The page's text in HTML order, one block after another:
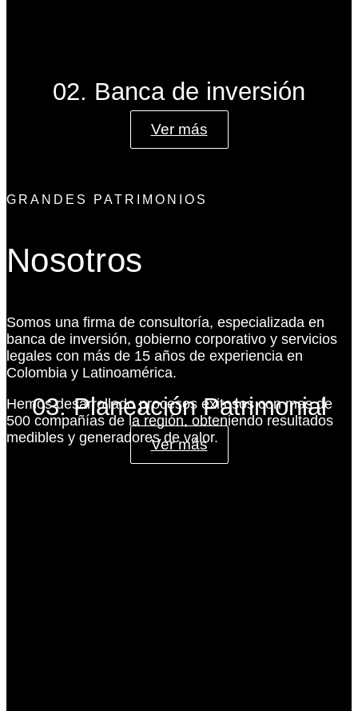
02. Banca de inversión
Ver más
03. Planeación Patrimonial
Ver más
GRANDES PATRIMONIOS
Nosotros
Somos una firma de consultoría, especializada en
banca de inversión, gobierno corporativo y servicios
legales con más de 15 años de experiencia en
Colombia y Latinoamérica.
Hemos desarrollado procesos exitosos con mas de
500 compañías de la región, obteniendo resultados
medibles y generadores de valor.